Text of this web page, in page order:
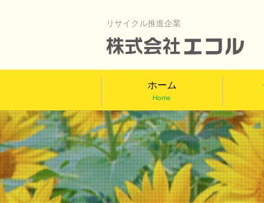
リサイクル推進企業
ホーム
Home